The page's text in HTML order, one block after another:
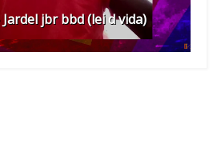
jbr bbd (lei d vida)